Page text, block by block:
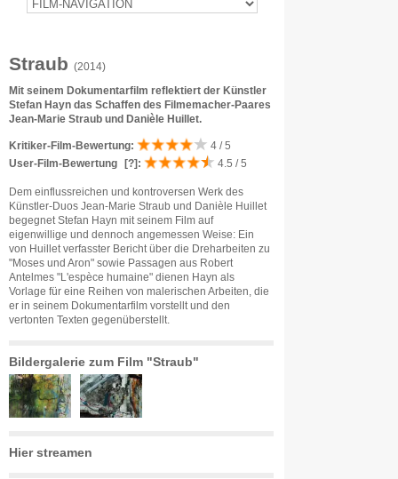
Straub (2014)
Mit seinem Dokumentarfilm reflektiert der Künstler
Stefan Hayn das Schaffen des Filmemacher-Paares
Jean-Marie Straub und Danièle Huillet.
Kritiker-Film-Bewertung:
4 / 5
User-Film-Bewertung
[?] : 4.5 / 5
Dem einflussreichen und kontroversen Werk des
Künstler-Duos Jean-Marie Straub und Danièle Huillet
begegnet Stefan Hayn mit seinem Film auf
eigenwillige und dennoch angemessen Weise: Ein
von Huillet verfasster Bericht über die Dreharbeiten zu
"Moses und Aron" sowie Passagen aus Robert
Antelmes "L'espèce humaine" dienen Hayn als
Vorlage für eine Reihen von malerischen Arbeiten, die
er in seinem Dokumentarfilm vorstellt und den
vertonten Texten gegenüberstellt.
Bildergalerie zum Film "Straub"
Hier streamen